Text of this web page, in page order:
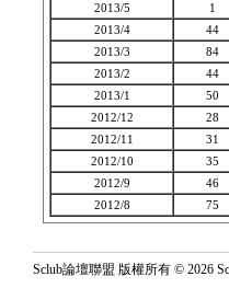
2013/5
1
2013/4
44
2013/3
84
2013/2
44
2013/1
50
2012/12
28
2012/11
31
2012/10
35
2012/9
46
2012/8
75
Sclub論壇聯盟 版權所有 © 2026